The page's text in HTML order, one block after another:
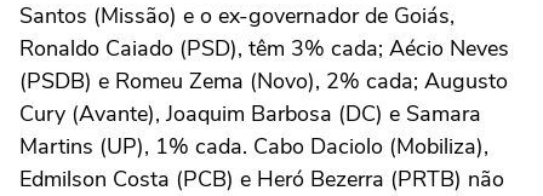
Santos (Missão) e o ex-governador de Goiás,
Ronaldo Caiado (PSD), têm 3% cada; Aécio Neves
(PSDB) e Romeu Zema (Novo), 2% cada; Augusto
Cury (Avante), Joaquim Barbosa (DC) e Samara
Martins (UP), 1% cada. Cabo Daciolo (Mobiliza),
Edmilson Costa (PCB) e Heró Bezerra (PRTB) não